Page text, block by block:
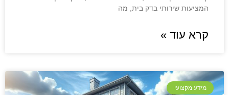
המציעות שירותי בדק בית, מה
קרא עוד »
מידע מקצועי